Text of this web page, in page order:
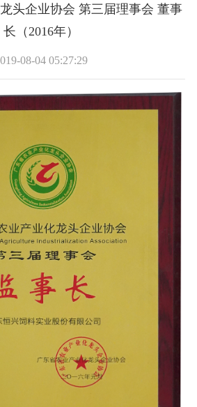
头企业协会 第三届理事会 董事
长（2016年）
08-04 05:27:29